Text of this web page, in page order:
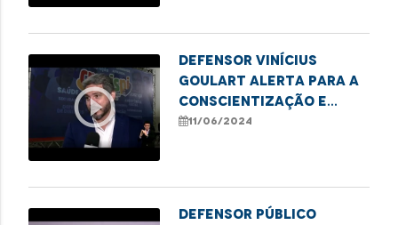
play_circle_outline
Defensor Vinícius
Goulart alerta para a
conscientização e
combate à violência
11/06/2024
Defensor público